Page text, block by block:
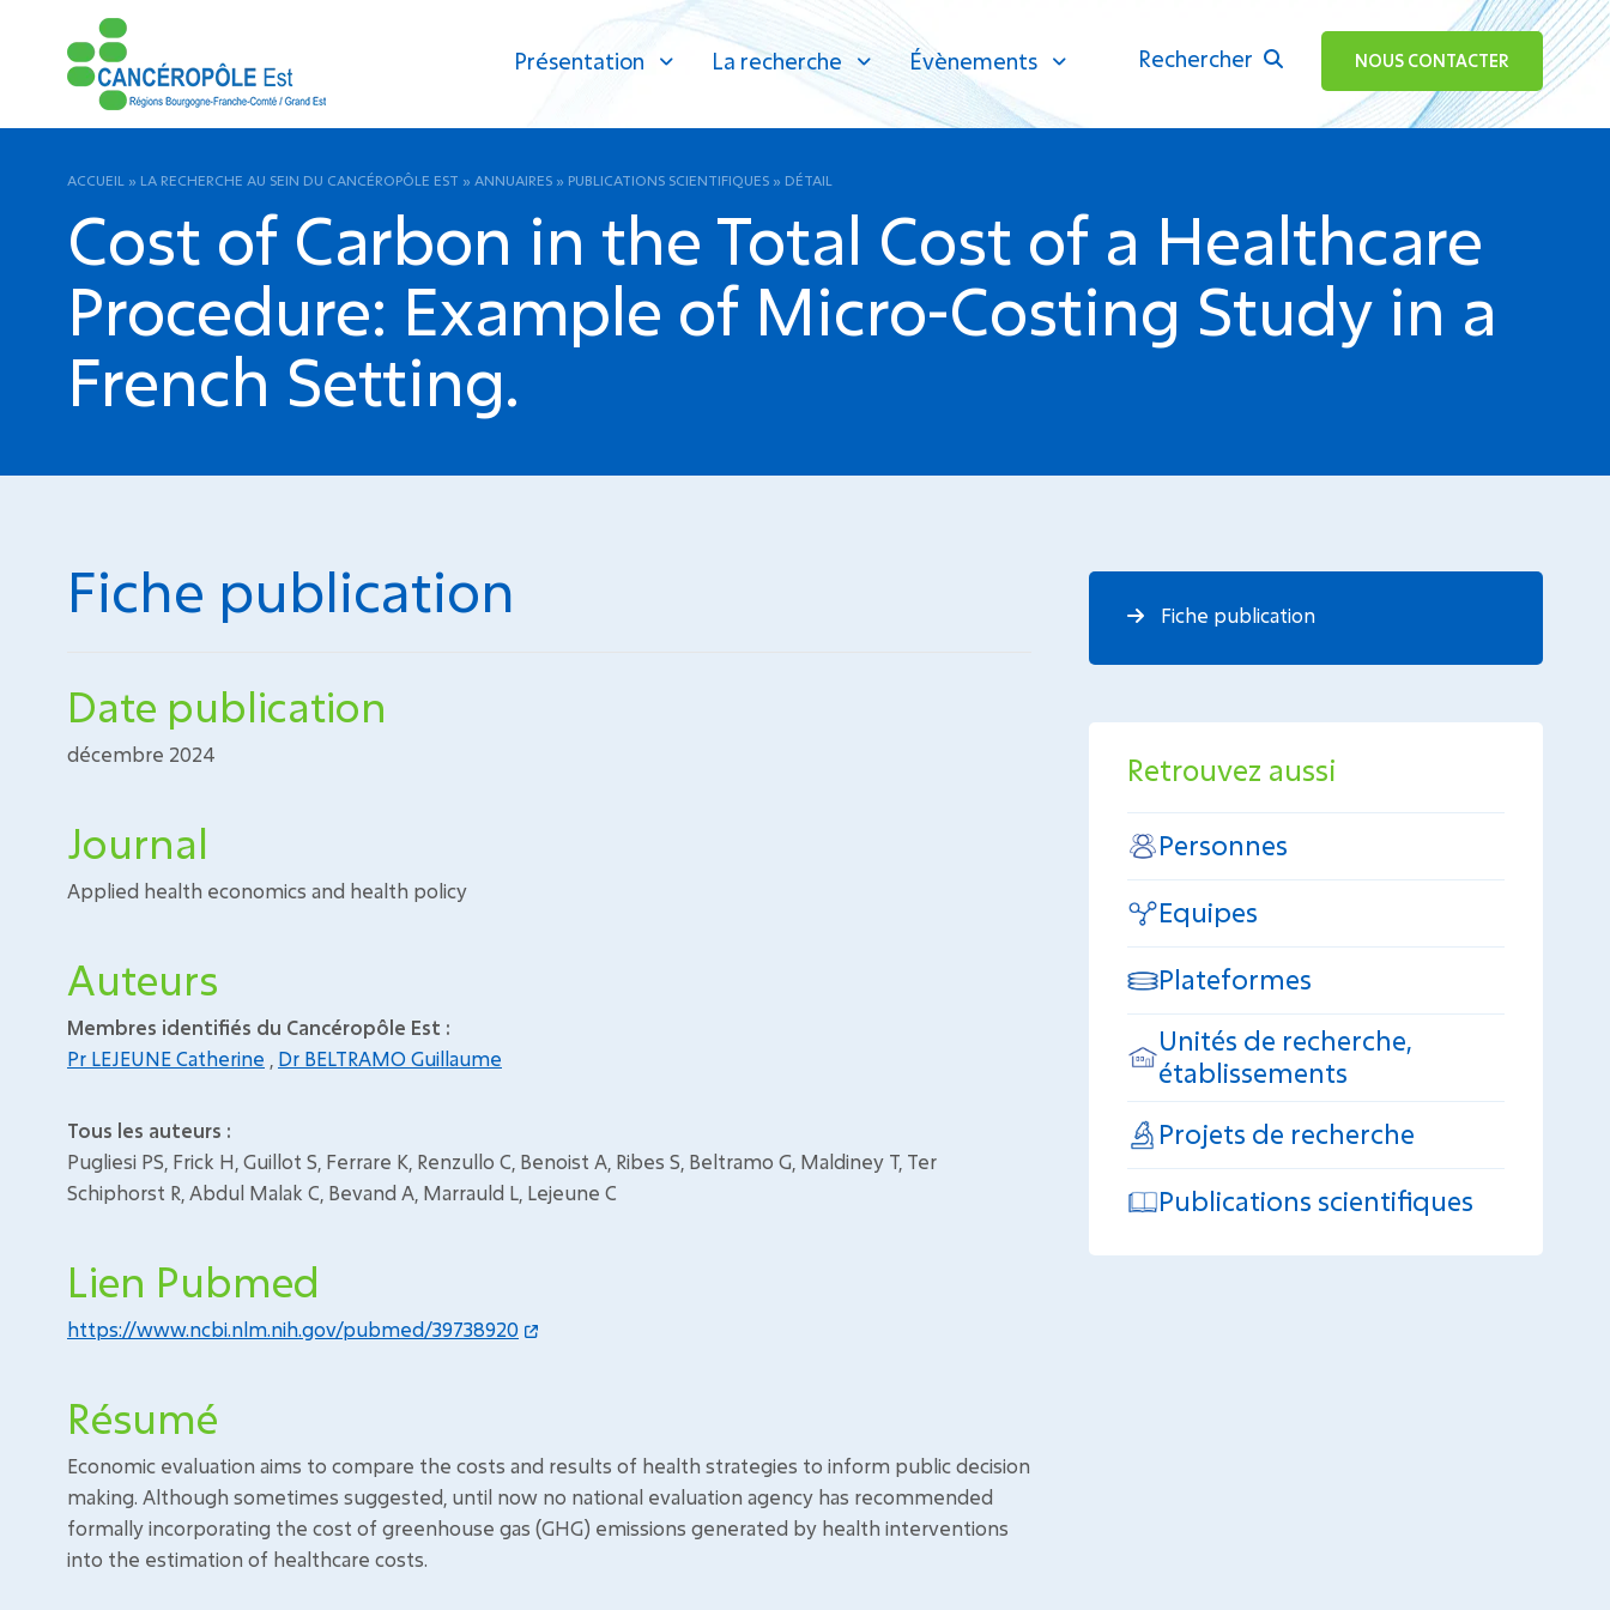
Présentation La recherche Évènements Rechercher
ok NOUS CONTACTER
ACCUEIL » LA RECHERCHE AU SEIN DU CANCÉROPÔLE EST » ANNUAIRES » PUBLICATIONS SCIENTIFIQUES » DÉTAIL
Cost of Carbon in the Total Cost of a Healthcare
Procedure: Example of Micro-Costing Study in a
French Setting.
Fiche publication
Date publication
décembre 2024
Journal
Applied health economics and health policy
Auteurs
Membres identifiés du Cancéropôle Est :
Pr LEJEUNE Catherine
Dr BELTRAMO Guillaume
Tous les auteurs :
Pugliesi PS, Frick H, Guillot S, Ferrare K, Renzullo C, Benoist A, Ribes S, Beltramo G, Maldiney T, Ter
Schiphorst R, Abdul Malak C, Bevand A, Marrauld L, Lejeune C
Lien Pubmed
https://www.ncbi.nlm.nih.gov/pubmed/39738920
Résumé
Economic evaluation aims to compare the costs and results of health strategies to inform public decision
making. Although sometimes suggested, until now no national evaluation agency has recommended
formally incorporating the cost of greenhouse gas (GHG) emissions generated by health interventions
into the estimation of healthcare costs.
Fiche publication
Retrouvez aussi
Personnes
Equipes
Plateformes
Unités de recherche,
établissements
Projets de recherche
Publications scientifiques